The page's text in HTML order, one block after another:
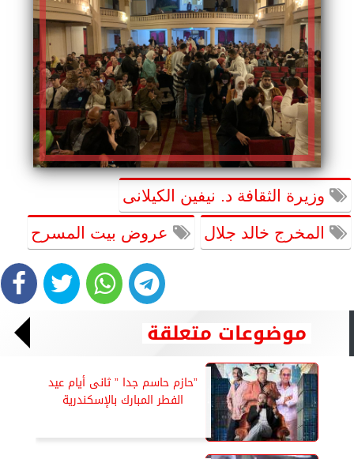
وزيرة الثقافة د. نيفين الكيلانى
المخرج خالد جلال عروض بيت المسرح
موضوعات متعلقة
”حازم حاسم جدا ” ثانى أيام عيد
الفطر المبارك بالإسكندرية